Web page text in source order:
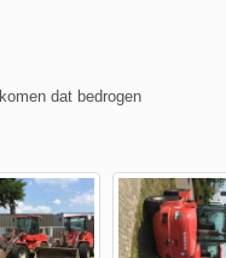
dat bedrogen